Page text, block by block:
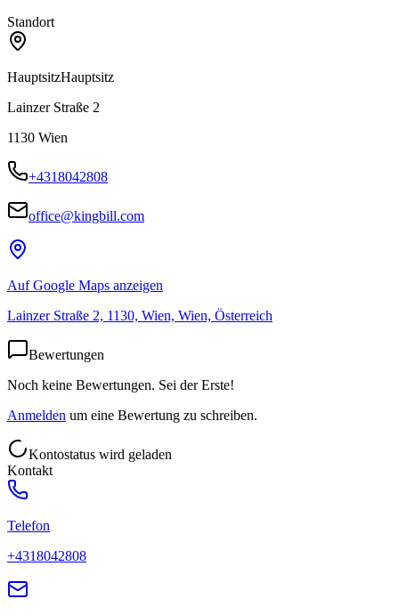
Standort
HauptsitzHauptsitz
Lainzer Straße 2
1130 Wien
+4318042808
office@kingbill.com
Auf Google Maps anzeigen
Lainzer Straße 2, 1130, Wien, Wien, Österreich
Bewertungen
Noch keine Bewertungen. Sei der Erste!
Anmelden um eine Bewertung zu schreiben.
Kontostatus wird geladen
Kontakt
Telefon
+4318042808